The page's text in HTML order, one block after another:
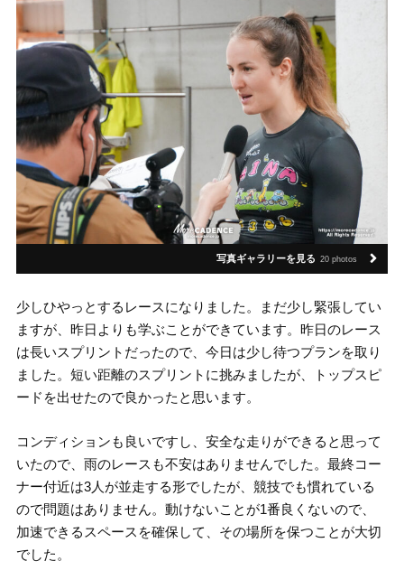
写真ギャラリーを見る 20 photos
少しひやっとするレースになりました。まだ少し緊張してい
ますが、昨日よりも学ぶことができています。昨日のレース
は長いスプリントだったので、今日は少し待つプランを取り
ました。短い距離のスプリントに挑みましたが、トップスピ
ードを出せたので良かったと思います。
コンディションも良いですし、安全な走りができると思って
いたので、雨のレースも不安はありませんでした。最終コー
ナー付近は3人が並走する形でしたが、競技でも慣れている
ので問題はありません。動けないことが1番良くないので、
加速できるスペースを確保して、その場所を保つことが大切
でした。